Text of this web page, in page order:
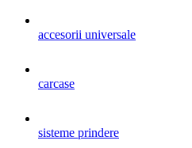
accesorii universale
carcase
sisteme prindere